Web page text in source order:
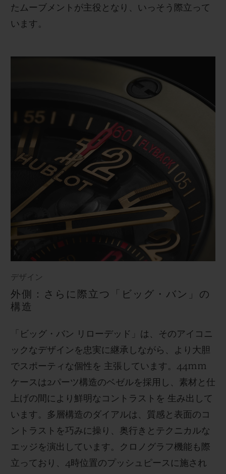
たムーブメントが主役となり、いっそう際立って
います。
デザイン
外側：さらに際立つ「ビッグ・バン」の
構造
「ビッグ・バン リローデッド」は、そのアイコニ
ックなデザインを忠実に継承しながら、より大胆
でスポーティな個性を 主張しています。44mm
ケースは2パーツ構造のベゼルを採用し、素材と仕
上げの間により鮮明なコントラストを 生み出して
います。多層構造のダイアルは、質感と表面のコ
ントラストを巧みに操り、奥行きとテクニカルな
エッジを演出しています。クロノグラフ機能も際
立っており、4時位置のプッシュピースに施され